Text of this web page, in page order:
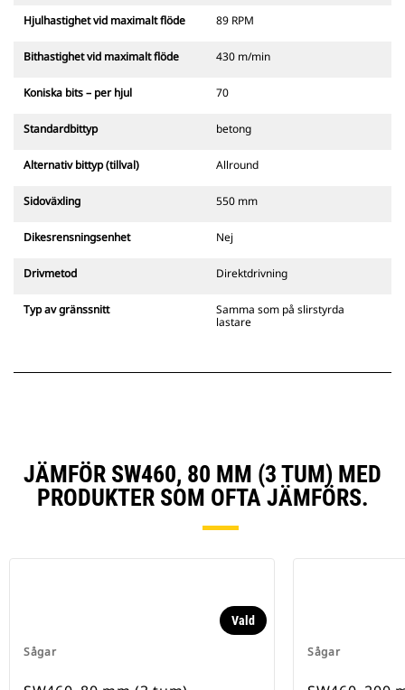
Hjulhastighet vid maximalt flöde 89 RPM
Bithastighet vid maximalt flöde 430 m/min
Koniska bits – per hjul 70
Standardbittyp betong
Alternativ bittyp (tillval) Allround
Sidoväxling 550 mm
Dikesrensningsenhet Nej
Drivmetod Direktdrivning
Typ av gränssnitt
Samma som på slirstyrda
lastare
JÄMFÖR SW460, 80 MM (3 TUM) MED
PRODUKTER SOM OFTA JÄMFÖRS.
Sågar
Vald
Sågar